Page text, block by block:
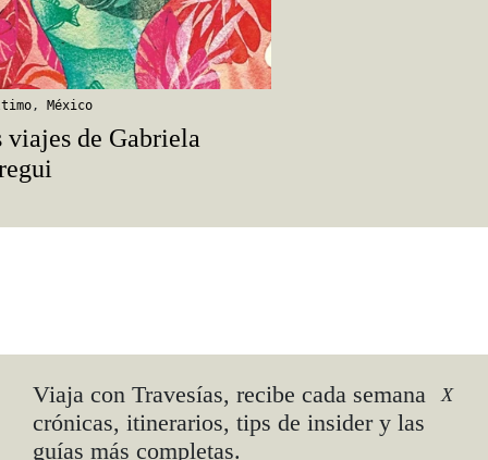
, México
viajes de Gabriela
Viaja con Travesías, recibe cada semana
crónicas, itinerarios, tips de insider y las
guías más completas.
X